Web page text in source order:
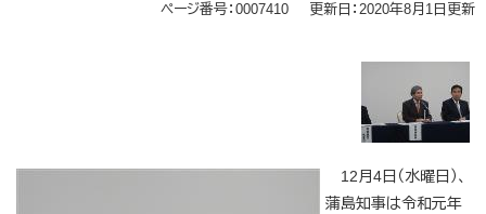
ページ番号：0007410 更新日：2020年8月1日更新
12月4日（水曜日）、
蒲島知事は令和元年